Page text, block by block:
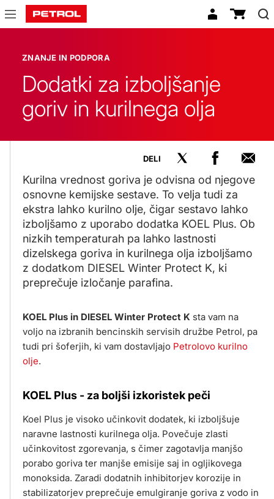
Znanje
podpora
ZNANJE IN PODPORA
Dodatki za izboljšanje
goriv in kurilnega olja
Kurilna vrednost goriva je odvisna od njegove
osnovne kemijske sestave. To velja tudi za
ekstra lahko kurilno olje, čigar sestavo lahko
izboljšamo z uporabo dodatka KOEL Plus. Ob
nizkih temperaturah pa lahko lastnosti
dizelskega goriva in kurilnega olja izboljšamo
z dodatkom DIESEL Winter Protect K, ki
preprečuje izločanje parafina.
KOEL Plus in DIESEL Winter Protect K sta vam na
voljo na izbranih bencinskih servisih družbe Petrol, pa
tudi pri šoferjih, ki vam dostavljajo Petrolovo kurilno
olje.
KOEL Plus - za boljši izkoristek peči
Koel Plus je visoko učinkovit dodatek, ki izboljšuje
naravne lastnosti kurilnega olja. Povečuje zlasti
učinkovitost zgorevanja, s čimer zagotavlja manjšo
porabo goriva ter manjše emisije saj in ogljikovega
monoksida. Zaradi dodatnih inhibitorjev korozije in
stabilizatorjev preprečuje emulgiranje goriva z vodo in
DELI